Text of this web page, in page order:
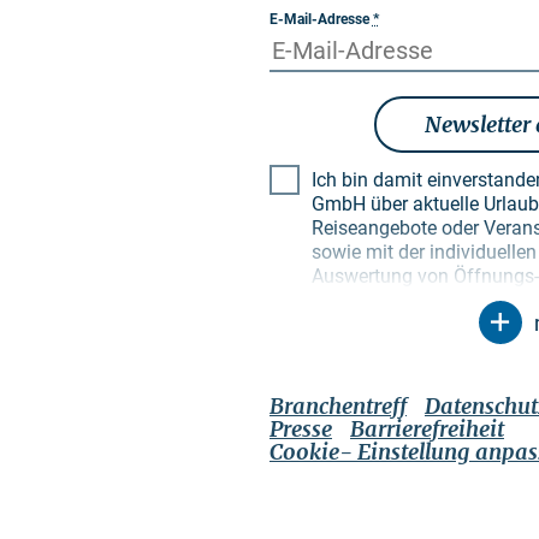
E-Mail-Adresse*
Ich bin damit
GmbH über aktuelle Urlaubsthemen, besondere
Reiseangebote oder
sowie mit der
Auswertung von
Empfängerprofilen zu
Newsletter. Meine Daten
Zweck genutzt.
Einwilligung jederzeit mit
widerrufen kann. Dies
jeweiligen Newsletter tun
genannten
Branchentreff
Presse
Barrierefreiheit
Cookie- Einstellung